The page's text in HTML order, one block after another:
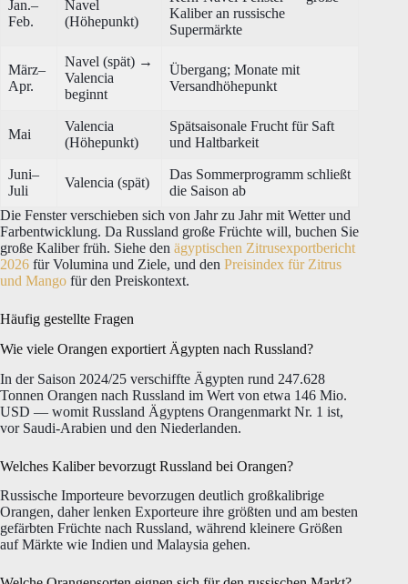
Jan.–
Feb.
Navel
(Höhepunkt)
Kaliber an russische
Supermärkte
März–
Apr.
Navel (spät) →
Valencia
beginnt
Übergang; Monate mit
Versandhöhepunkt
Mai
Valencia
(Höhepunkt)
Spätsaisonale Frucht für Saft
und Haltbarkeit
Juni–
Juli
Valencia (spät)
Das Sommerprogramm schließt
die Saison ab
Die Fenster verschieben sich von Jahr zu Jahr mit Wetter und
Farbentwicklung. Da Russland große Früchte will, buchen Sie
große Kaliber früh. Siehe den ägyptischen Zitrusexportbericht
2026 für Volumina und Ziele, und den Preisindex für Zitrus
und Mango für den Preiskontext.
Häufig gestellte Fragen
Wie viele Orangen exportiert Ägypten nach Russland?
In der Saison 2024/25 verschiffte Ägypten rund 247.628
Tonnen Orangen nach Russland im Wert von etwa 146 Mio.
USD — womit Russland Ägyptens Orangenmarkt Nr. 1 ist,
vor Saudi-Arabien und den Niederlanden.
Welches Kaliber bevorzugt Russland bei Orangen?
Russische Importeure bevorzugen deutlich großkalibrige
Orangen, daher lenken Exporteure ihre größten und am besten
gefärbten Früchte nach Russland, während kleinere Größen
auf Märkte wie Indien und Malaysia gehen.